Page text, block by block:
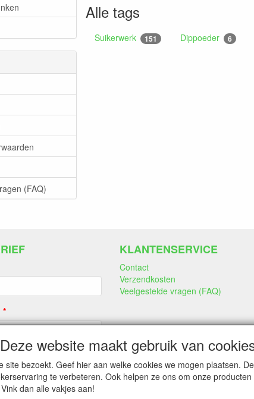
(FAQ)
Alle tags
Suikerwerk 151 Dippoeder 6
KLANTENSERVICE
Contact
Verzendkosten
Veelgestelde vragen (FAQ)
website maakt gebruik van
site bezoekt. Geef hier aan welke cookies we mogen plaatsen.
te verbeteren. Ook helpen ze ons om onze
dan alle vakjes aan!